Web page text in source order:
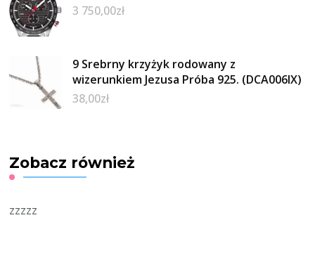
3 750,00zł
9 Srebrny krzyżyk rodowany z
wizerunkiem Jezusa Próba 925. (DCA006IX)
38,00zł
Zobacz również
zzzzz